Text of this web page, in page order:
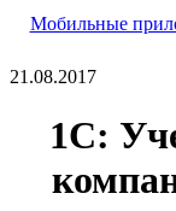
Мобильные
21.08.2017
1С: